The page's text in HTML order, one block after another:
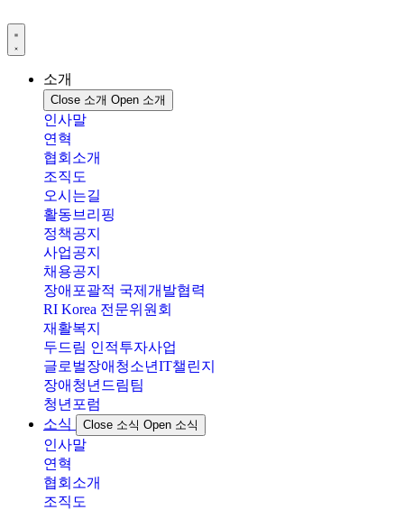
텐
츠
소개
Close 소개 Open 소개
인사말
연혁
협회소개
조직도
오시는길
활동브리핑
정책공지
사업공지
채용공지
장애포괄적 국제개발협력
RI Korea 전문위원회
재활복지
두드림 인적투자사업
글로벌장애청소년IT챌린지
장애청년드림팀
청년포럼
소식
Close 소식 Open 소식
인사말
연혁
협회소개
조직도